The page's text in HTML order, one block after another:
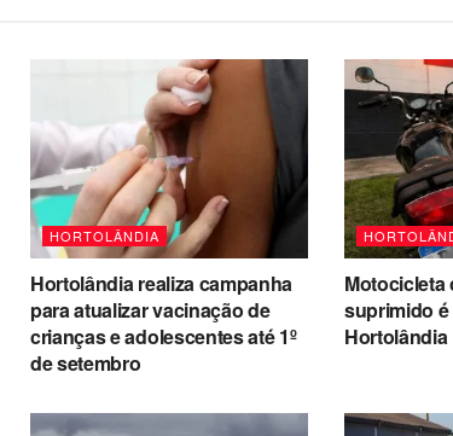
HORTOLÂNDIA
Hortolândia realiza campanha
para atualizar vacinação de
crianças e adolescentes até 1º
de setembro
Motocicleta
suprimido
Hortolândia